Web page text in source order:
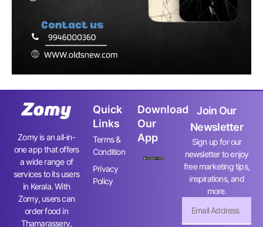
Zomy is an all-in-
one app that offers
a wide range of
services to its users
in Kerala. With
Zomy, users can
order food in
Thamarassery,
Quick
Links
Terms &
Condition
Privacy
Policy
Download
Our
App
Join Our
Newsletter
Sign up for our
newsletter to enjoy
free marketing tips,
inspirations, and
more.